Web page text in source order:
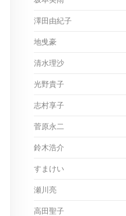
澤田由紀子
地曵豪
清水理沙
光野貴子
志村享子
菅原永二
鈴木浩介
すまけい
瀬川亮
高田聖子